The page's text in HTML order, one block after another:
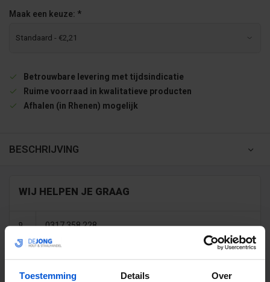
Toestemming Details Over
Maak een keuze: *
Betrouwbare levering met tijdsindicatie
Ruime voorraad in kwalitatieve producten
Afhalen (in Rhenen) mogelijk
BESCHRIJVING
WIJ HELPEN JE GRAAG
0317 358 228